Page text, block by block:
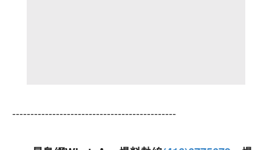
---------------------------------------------